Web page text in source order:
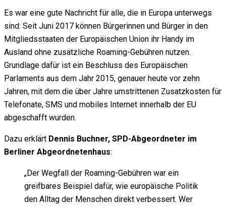
Es war eine gute Nachricht für alle, die in Europa unterwegs
sind: Seit Juni 2017 können Bürgerinnen und Bürger in den
Mitgliedsstaaten der Europäischen Union ihr Handy im
Ausland ohne zusätzliche Roaming-Gebühren nutzen.
Grundlage dafür ist ein Beschluss des Europäischen
Parlaments aus dem Jahr 2015, genauer heute vor zehn
Jahren, mit dem die über Jahre umstrittenen Zusatzkosten für
Telefonate, SMS und mobiles Internet innerhalb der EU
abgeschafft wurden.
Dazu erklärt Dennis Buchner, SPD-Abgeordneter im
Berliner Abgeordnetenhaus:
„Der Wegfall der Roaming-Gebühren war ein
greifbares Beispiel dafür, wie europäische Politik
den Alltag der Menschen direkt verbessert. Wer